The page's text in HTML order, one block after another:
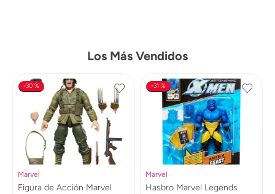
Los Más Vendidos
30 %
Marvel
Figura de Acción Marvel
31 %
Marvel
Hasbro Marvel Legends